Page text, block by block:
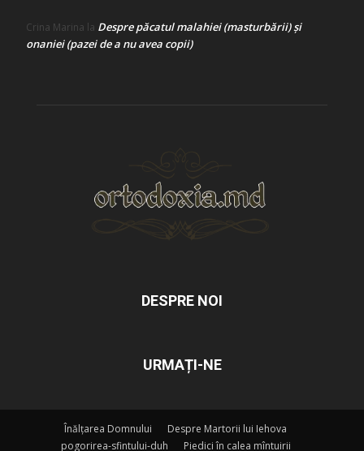
Crina Marina la Despre păcatul malahiei (masturbării) şi
onaniei (pazei de a nu avea copii)
DESPRE NOI
URMAȚI-NE
Înălțarea Domnului
Despre Martorii lui Iehova
pogorirea-sfintului-duh
Piedici în calea mîntuirii